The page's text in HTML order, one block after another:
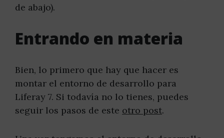
de abajo).
Entrando en materia
Bien, lo primero que hay que hacer es
montar el entorno de desarrollo para
Liferay 7. Si todavía no lo tienes, puedes
seguir los pasos de este otro post.